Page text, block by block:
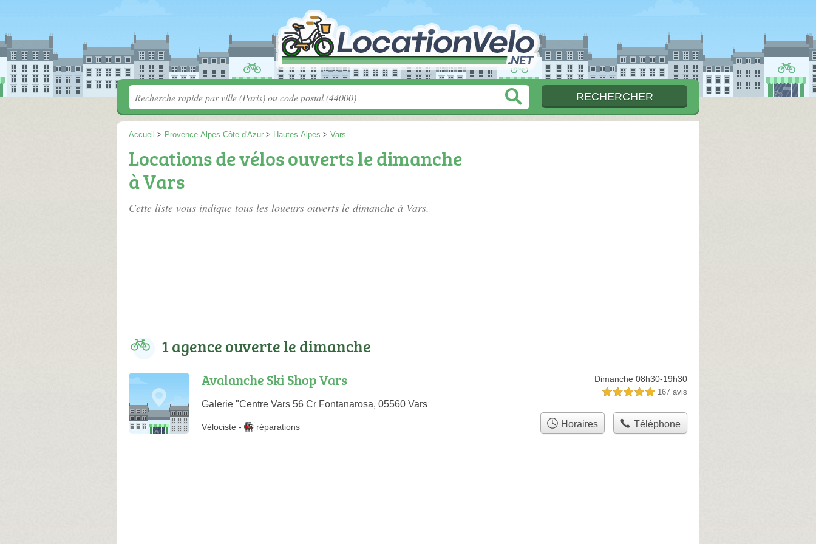
Accueil > Provence-Alpes-Côte d'Azur > Hautes-Alpes > Vars
Locations de vélos ouverts le dimanche
à Vars
Cette liste vous indique tous les loueurs ouverts le dimanche à Vars.
1 agence ouverte le dimanche
Avalanche Ski Shop Vars
Galerie "Centre Vars 56 Cr Fontanarosa, 05560 Vars
Dimanche 08h30-19h30
5,0 étoiles sur 5 167 avis
Vélociste - réparations Horaires Téléphone